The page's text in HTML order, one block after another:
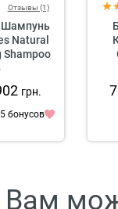
Отзывы (1)
Шампунь
Natural
Shampoo
грн.
бонусов
Вам